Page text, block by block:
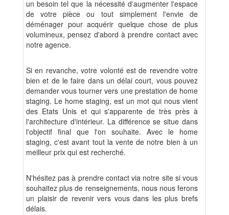
un besoin tel que la nécessité d'augmenter l'espace
de votre pièce ou tout simplement l'envie de
déménager pour acquérir quelque chose de plus
volumineux, pensez d'abord à prendre contact avec
notre agence.
Si en revanche, votre volonté est de revendre votre
bien et de le faire dans un délai court, vous pouvez
demander vous tourner vers une prestation de home
staging. Le home staging, est un mot qui nous vient
des Etats Unis et qui s'apparente de très près à
l'architecture d'intérieur. La différence se situe dans
l'objectif final que l'on souhaite. Avec le home
staging, c'est avant tout la vente de notre bien à un
meilleur prix qui est recherché.
N'hésitez pas à prendre contact via notre site si vous
souhaitez plus de renseignements, nous nous ferons
un plaisir de revenir vers vous dans les plus brefs
délais.